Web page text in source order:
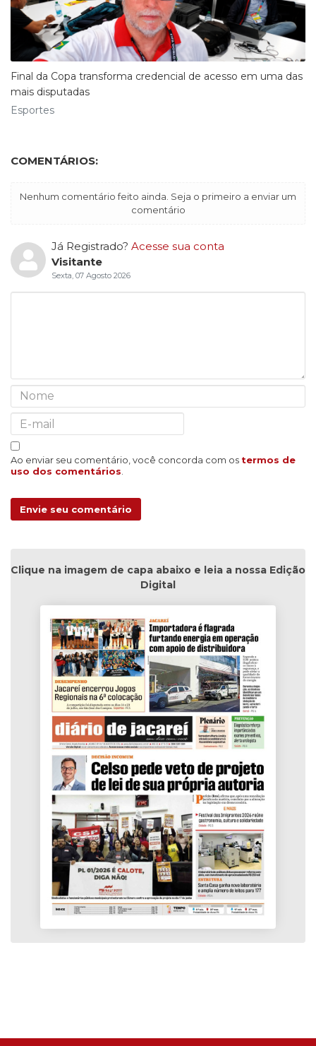
Final da Copa transforma credencial de acesso em uma das
mais disputadas
Esportes
COMENTÁRIOS:
Nenhum comentário feito ainda. Seja o primeiro a enviar um
comentário
Já Registrado? Acesse sua conta
Visitante
Sexta, 07 Agosto 2026
Ao enviar seu comentário, você concorda com os termos de
uso dos comentários
Envie seu comentário
Clique na imagem de capa abaixo e leia a nossa Edição
Digital